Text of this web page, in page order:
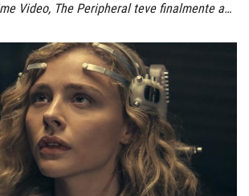
Video, The Peripheral teve finalmente a…